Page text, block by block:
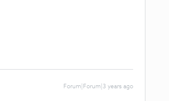
Forum|Forum|3 years ago